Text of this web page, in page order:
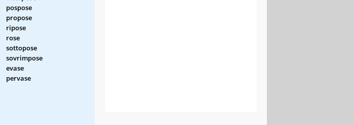
pospose
propose
ripose
rose
sottopose
sovrimpose
evase
pervase